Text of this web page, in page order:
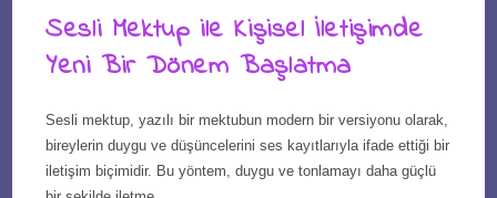
Sesli Mektup ile Kişisel İletişimde
Yeni Bir Dönem Başlatma
Sesli mektup, yazılı bir mektubun modern bir versiyonu olarak,
bireylerin duygu ve düşüncelerini ses kayıtlarıyla ifade ettiği bir
iletişim biçimidir. Bu yöntem, duygu ve tonlamayı daha güçlü